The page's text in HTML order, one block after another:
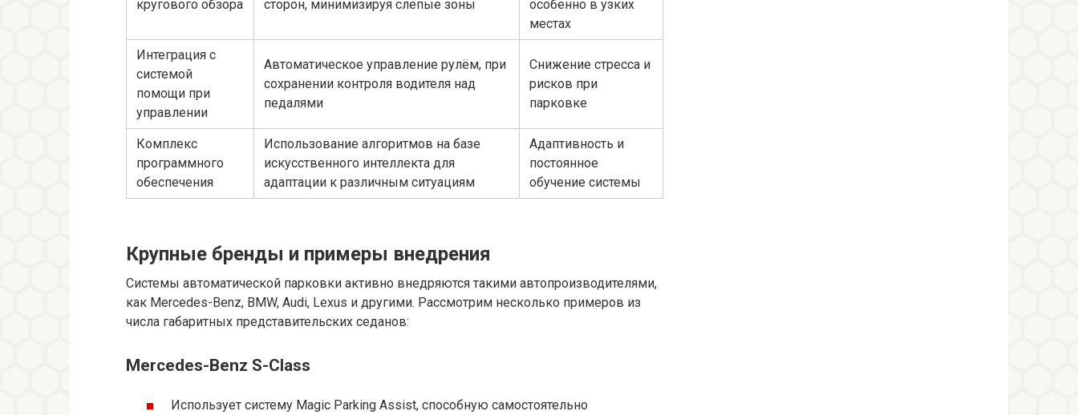
кругового обзора
сторон, минимизируя слепые зоны
особенно в узких
местах
Интеграция с
системой
помощи при
управлении
Автоматическое управление рулём, при
сохранении контроля водителя над
педалями
Снижение стресса и
рисков при
парковке
Комплекс
программного
обеспечения
Использование алгоритмов на базе
искусственного интеллекта для
адаптации к различным ситуациям
Адаптивность и
постоянное
обучение системы
Крупные бренды и примеры внедрения
Системы автоматической парковки активно внедряются такими автопроизводителями,
как Mercedes-Benz, BMW, Audi, Lexus и другими. Рассмотрим несколько примеров из
числа габаритных представительских седанов:
Mercedes-Benz S-Class
Использует систему Magic Parking Assist, способную самостоятельно